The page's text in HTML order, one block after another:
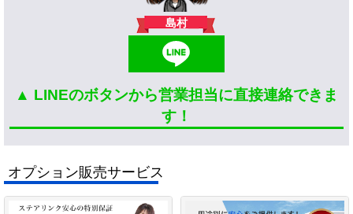
島村
▲ LINEのボタンから営業担当に直接連絡できま
す！
オプション販売サービス